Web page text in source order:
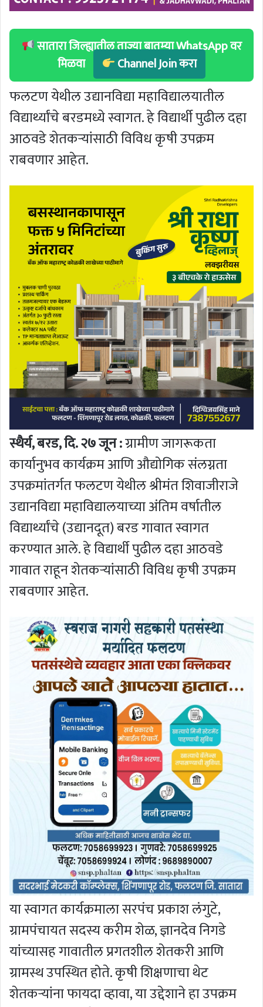
सातारा जिल्ह्यातील ताज्या बातम्या WhatsApp वर
मिळवा
Channel Join करा
फलटण येथील उद्यानविद्या महाविद्यालयातील
विद्यार्थ्यांचे बरडमध्ये स्वागत. हे विद्यार्थी पुढील दहा
आठवडे शेतकऱ्यांसाठी विविध कृषी उपक्रम
राबवणार आहेत.
स्थैर्य, बरड, दि. २७ जून :ग्रामीण जागरूकता
कार्यानुभव कार्यक्रम आणि औद्योगिक संलग्नता
उपक्रमांतर्गत फलटण येथील श्रीमंत शिवाजीराजे
उद्यानविद्या महाविद्यालयाच्या अंतिम वर्षातील
विद्यार्थ्यांचे (उद्यानदूत) बरड गावात स्वागत
करण्यात आले. हे विद्यार्थी पुढील दहा आठवडे
गावात राहून शेतकऱ्यांसाठी विविध कृषी उपक्रम
राबवणार आहेत.
या स्वागत कार्यक्रमाला सरपंच प्रकाश लंगुटे,
ग्रामपंचायत सदस्य करीम शेळ, ज्ञानदेव निगडे
यांच्यासह गावातील प्रगतशील शेतकरी आणि
ग्रामस्थ उपस्थित होते. कृषी शिक्षणाचा थेट
शेतकऱ्यांना फायदा व्हावा, या उद्देशाने हा उपक्रम